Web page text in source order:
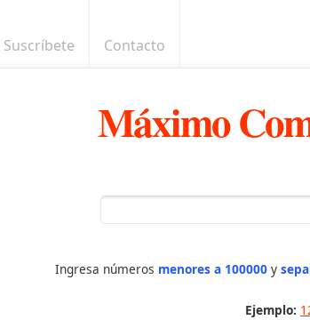
Suscríbete Contacto
Máximo
Ingresa números menores a 100000y
Ejemplo: